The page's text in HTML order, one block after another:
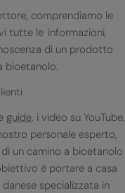
comprendiamo le
tutte le informazioni,
di un prodotto
bioetanolo.
guide, i video su YouTube,
personale esperto,
un camino a bioetanolo
è portare a casa
specializzata in